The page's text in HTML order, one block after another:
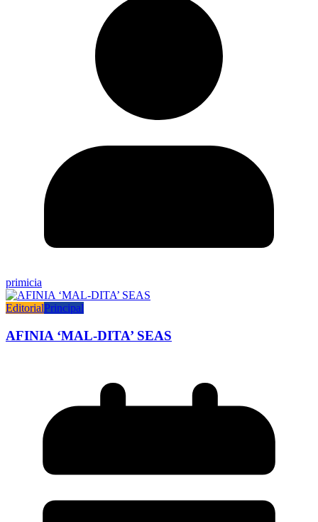
primicia
EditorialPrincipal
AFINIA ‘MAL-DITA’ SEAS